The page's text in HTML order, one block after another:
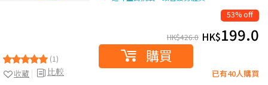
(1)
比較
收藏
53% off
HK$426.0 HK$199.0
購買
已有40人購買